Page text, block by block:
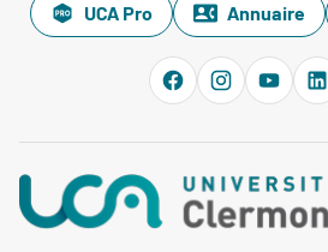
UCA Pro Annuaire